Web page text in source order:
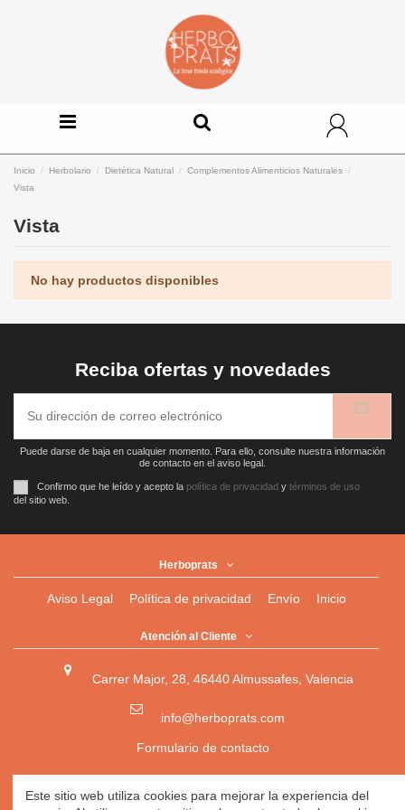
Inicio Herbolario Dietética Natural
Complementos Alimenticios Naturales
Vista
Vista
No hay productos disponibles
Reciba ofertas y novedades
Puede darse de baja en cualquier momento. Para ello, consulte nuestra información
de contacto en el aviso legal.
Confirmo que he leído y acepto la política de privacidad y términos de uso
del sitio web.
Herboprats
Aviso Legal Política de privacidad Envío Inicio
Atención al Cliente
Carrer Major, 28, 46440 Almussafes, Valencia
info@herboprats.com
Formulario de contacto
Herbolario|Herboristería|Tienda Ecológica Online|
Este sitio web utiliza cookies para mejorar la experiencia del